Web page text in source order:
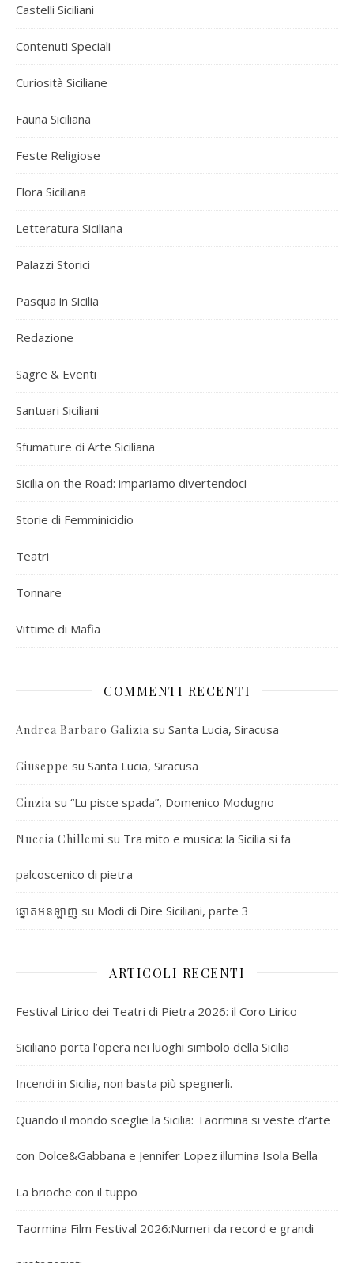
Castelli Siciliani
Contenuti Speciali
Curiosità Siciliane
Fauna Siciliana
Feste Religiose
Flora Siciliana
Letteratura Siciliana
Palazzi Storici
Pasqua in Sicilia
Redazione
Sagre & Eventi
Santuari Siciliani
Sfumature di Arte Siciliana
Sicilia on the Road: impariamo divertendoci
Storie di Femminicidio
Teatri
Tonnare
Vittime di Mafia
COMMENTI RECENTI
Andrea Barbaro Galizia su Santa Lucia, Siracusa
Giuseppe su Santa Lucia, Siracusa
Cinzia su “Lu pisce spada”, Domenico Modugno
Nuccia Chillemi su Tra mito e musica: la Sicilia si fa
palcoscenico di pietra
ឆ្នោតអនឡាញ su Modi di Dire Siciliani, parte 3
ARTICOLI RECENTI
Festival Lirico dei Teatri di Pietra 2026: il Coro Lirico
Siciliano porta l’opera nei luoghi simbolo della Sicilia
Incendi in Sicilia, non basta più spegnerli.
Quando il mondo sceglie la Sicilia: Taormina si veste d’arte
con Dolce&Gabbana e Jennifer Lopez illumina Isola Bella
La brioche con il tuppo
Taormina Film Festival 2026:Numeri da record e grandi